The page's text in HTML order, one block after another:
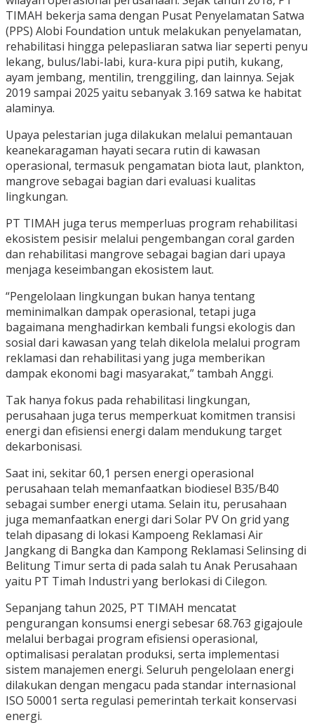
TIMAH bekerja sama dengan Pusat Penyelamatan Satwa
(PPS) Alobi Foundation untuk melakukan penyelamatan,
rehabilitasi hingga pelepasliaran satwa liar seperti penyu
lekang, bulus/labi-labi, kura-kura pipi putih, kukang,
ayam jembang, mentilin, trenggiling, dan lainnya. Sejak
2019 sampai 2025 yaitu sebanyak 3.169 satwa ke habitat
alaminya.
Upaya pelestarian juga dilakukan melalui pemantauan
keanekaragaman hayati secara rutin di kawasan
operasional, termasuk pengamatan biota laut, plankton,
mangrove sebagai bagian dari evaluasi kualitas
lingkungan.
PT TIMAH juga terus memperluas program rehabilitasi
ekosistem pesisir melalui pengembangan coral garden
dan rehabilitasi mangrove sebagai bagian dari upaya
menjaga keseimbangan ekosistem laut.
“Pengelolaan lingkungan bukan hanya tentang
meminimalkan dampak operasional, tetapi juga
bagaimana menghadirkan kembali fungsi ekologis dan
sosial dari kawasan yang telah dikelola melalui program
reklamasi dan rehabilitasi yang juga memberikan
dampak ekonomi bagi masyarakat,” tambah Anggi.
Tak hanya fokus pada rehabilitasi lingkungan,
perusahaan juga terus memperkuat komitmen transisi
energi dan efisiensi energi dalam mendukung target
dekarbonisasi.
Saat ini, sekitar 60,1 persen energi operasional
perusahaan telah memanfaatkan biodiesel B35/B40
sebagai sumber energi utama. Selain itu, perusahaan
juga memanfaatkan energi dari Solar PV On grid yang
telah dipasang di lokasi Kampoeng Reklamasi Air
Jangkang di Bangka dan Kampong Reklamasi Selinsing di
Belitung Timur serta di pada salah tu Anak Perusahaan
yaitu PT Timah Industri yang berlokasi di Cilegon.
Sepanjang tahun 2025, PT TIMAH mencatat
pengurangan konsumsi energi sebesar 68.763 gigajoule
melalui berbagai program efisiensi operasional,
optimalisasi peralatan produksi, serta implementasi
sistem manajemen energi. Seluruh pengelolaan energi
dilakukan dengan mengacu pada standar internasional
ISO 50001 serta regulasi pemerintah terkait konservasi
energi.